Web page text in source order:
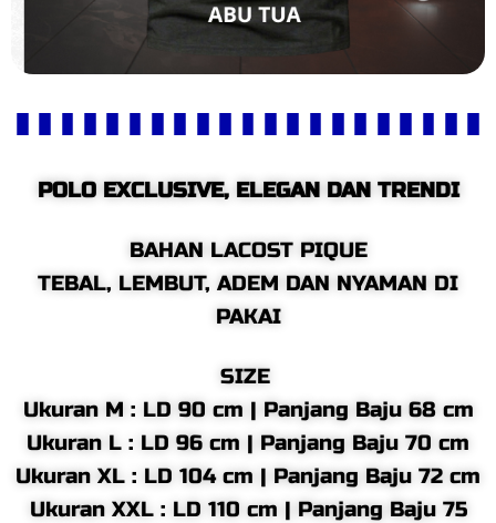
POLO EXCLUSIVE, ELEGAN DAN TRENDI
BAHAN LACOST PIQUE
TEBAL, LEMBUT, ADEM DAN NYAMAN DI
PAKAI
SIZE
Ukuran M : LD 90 cm | Panjang Baju 68 cm
Ukuran L : LD 96 cm | Panjang Baju 70 cm
Ukuran XL : LD 104 cm | Panjang Baju 72 cm
Ukuran XXL : LD 110 cm | Panjang Baju 75